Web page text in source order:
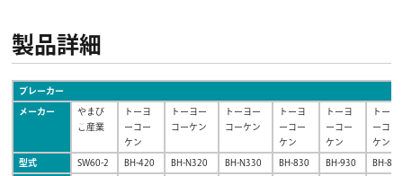
製品詳細
ブレーカー
メーカー
やまび
こ産業
トーヨ
ーコー
ケン
トーヨー
コーケン
トーヨー
コーケン
トーヨ
ーコー
ケン
トーヨ
ーコー
ケン
トーヨ
ーコー
ケン
型式 SW60-2 BH-420 BH-N320 BH-N330 BH-830 BH-930 BH-815